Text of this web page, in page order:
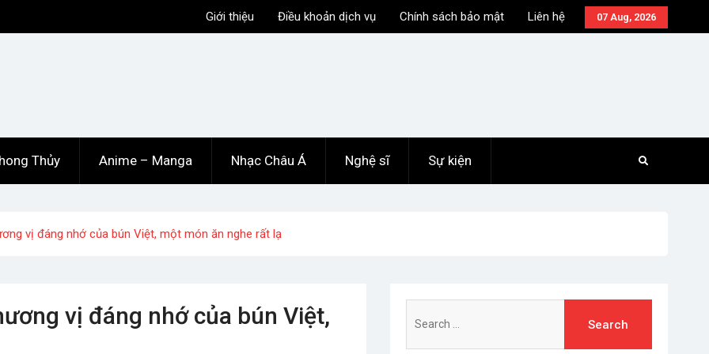
07 Aug, 2026
Giới thiệu Điều khoản dịch vụ Chính sách bảo mật Liên hệ
Thủy Anime – Manga Nhạc Châu Á Nghệ sĩ Sự kiện
vị đáng nhớ của bún Việt, một món ăn nghe rất lạ
vị đáng nhớ của bún Việt,
for: